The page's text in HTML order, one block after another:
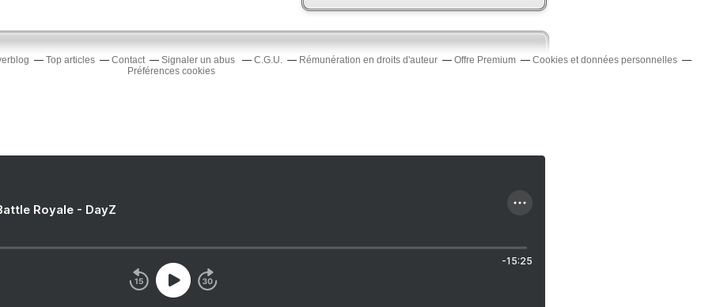
Top articles Contact Signaler un abus C.G.U. Rémunération en droits d'auteur Offre Premium
Cookies et données personnelles
Préférences cookies
Royale - DayZ
-15:25